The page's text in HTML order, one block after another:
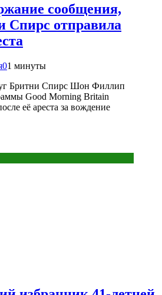
сообщения,
Спирс отправила
01 минуты
Бритни Спирс Шон Филлип
Good Morning Britain
её ареста за вождение